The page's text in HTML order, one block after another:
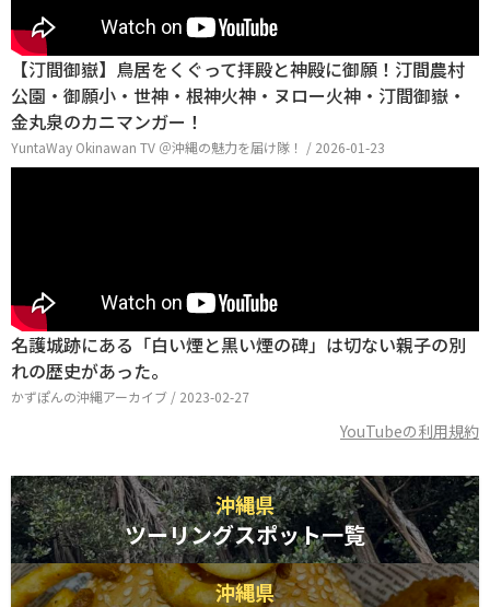
【汀間御嶽】鳥居をくぐって拝殿と神殿に御願！汀間農村
公園・御願小・世神・根神火神・ヌロー火神・汀間御嶽・
金丸泉のカニマンガー！
YuntaWay Okinawan TV ＠沖縄の魅力を届け隊！ / 2026-01-23
名護城跡にある「白い煙と黒い煙の碑」は切ない親子の別
れの歴史があった。
かずぽんの沖縄アーカイブ / 2023-02-27
YouTubeの利用規約
沖縄県
ツーリングスポット一覧
沖縄県